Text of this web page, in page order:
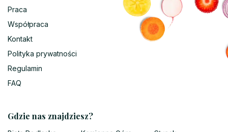
Praca
Współpraca
Kontakt
Polityka prywatności
Regulamin
FAQ
Gdzie nas znajdziesz?